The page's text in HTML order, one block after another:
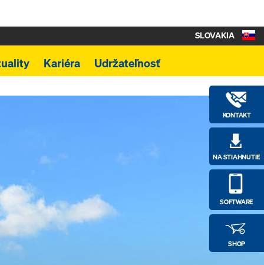
Kariéra Udržateľnosť
KONTAKT
NA STIAHNUTIE
SOFTWARE
SHOP
SLOVAKIA